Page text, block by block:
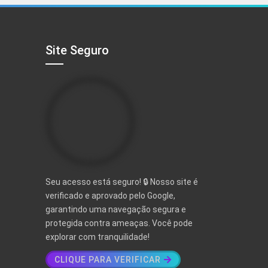
Site Seguro
Seu acesso está seguro! 🔒 Nosso site é
verificado e aprovado pelo Google,
garantindo uma navegação segura e
protegida contra ameaças. Você pode
explorar com tranquilidade!
CLIQUE PARA VERIFICAR